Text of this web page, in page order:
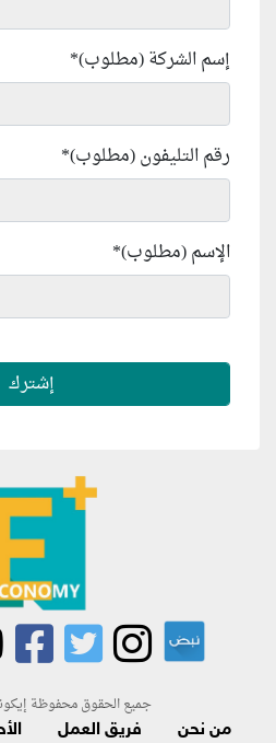
إسم الشركة (مطلوب)*
رقم التليفون (مطلوب)*
الإسم (مطلوب)*
جميع الحقوق محفوظة إيكونمي
من نحن فريق العمل